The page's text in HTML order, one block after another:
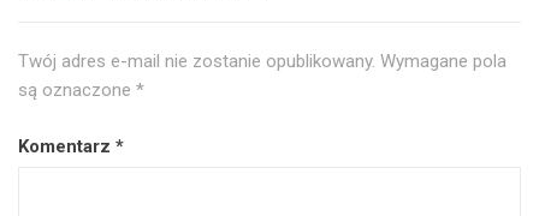
Twój adres e-mail nie zostanie opublikowany. Wymagane pola
są oznaczone *
Komentarz *